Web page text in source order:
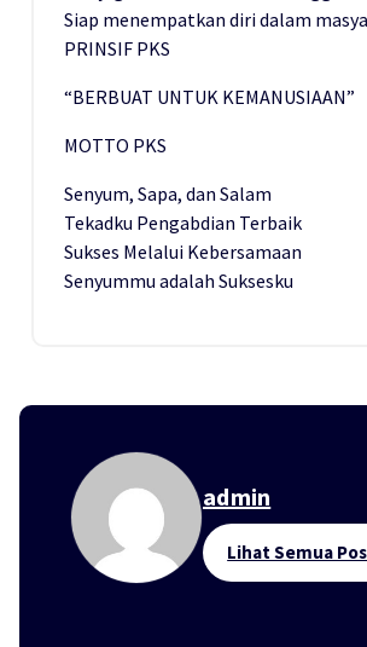
Siap menempatkan diri dalam
PRINSIF PKS
“BERBUAT UNTUK KEMANUSIAAN”
MOTTO PKS
Senyum, Sapa, dan Salam
Tekadku Pengabdian Terbaik
Sukses Melalui Kebersamaan
Senyummu adalah Suksesku
admin
Lihat Semua